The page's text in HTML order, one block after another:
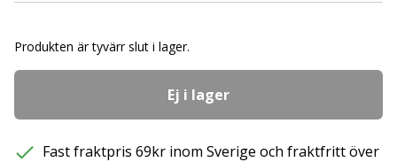
Produkten är tyvärr slut i lager.
Ej i lager
Fast fraktpris 69kr inom Sverige och fraktfritt över